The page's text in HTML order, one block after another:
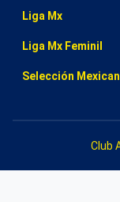
Liga Mx
Liga Mx Feminil
Selección
Club